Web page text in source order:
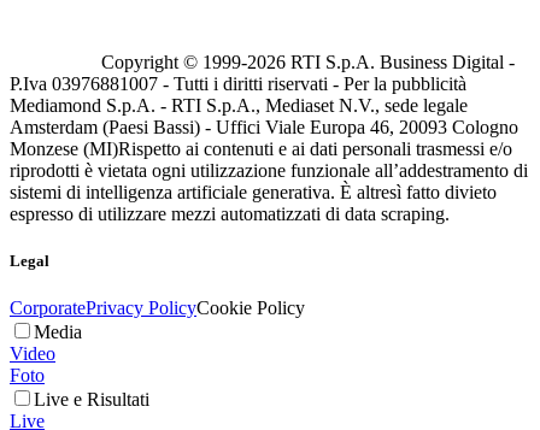
Copyright © 1999-2026 RTI S.p.A. Business Digital -
P.Iva 03976881007 - Tutti i diritti riservati - Per la pubblicità
Mediamond S.p.A. - RTI S.p.A., Mediaset N.V., sede legale
Amsterdam (Paesi Bassi) - Uffici Viale Europa 46, 20093 Cologno
Monzese (MI)Rispetto ai contenuti e ai dati personali trasmessi e/o
riprodotti è vietata ogni utilizzazione funzionale all’addestramento di
sistemi di intelligenza artificiale generativa. È altresì fatto divieto
espresso di utilizzare mezzi automatizzati di data scraping.
Legal
CorporatePrivacy PolicyCookie Policy
Media
Video
Foto
Live e Risultati
Live